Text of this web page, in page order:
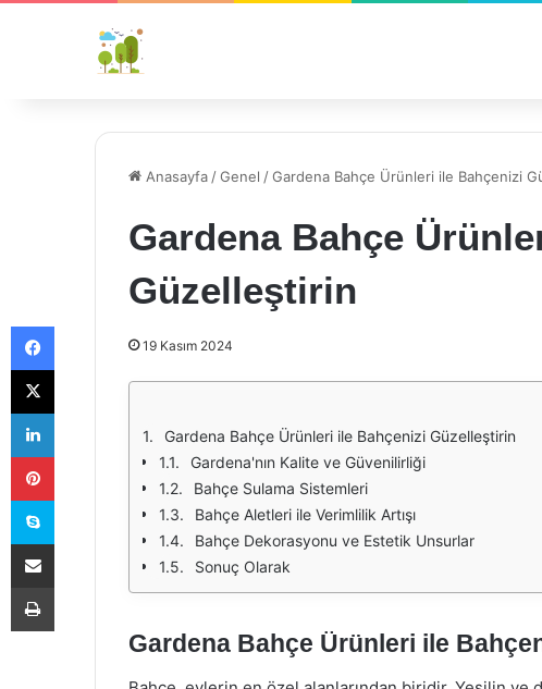
Anasayfa /Genel /Gardena Bahçe Ürünleri ile Bahçenizi
Gardena Bahçe
Güzelleştirin
19 Kasım 2024
Gardena Bahçe Ürünleri ile Bahçenizi Güzelleştirin
Gardena'nın Kalite ve Güvenilirliği
Bahçe Sulama Sistemleri
Bahçe Aletleri ile Verimlilik Artışı
Bahçe Dekorasyonu ve Estetik Unsurlar
Sonuç Olarak
Gardena Bahçe Ürünleri ile
Facebook
X
LinkedIn
Pinterest
Skype
E-Posta ile paylaş